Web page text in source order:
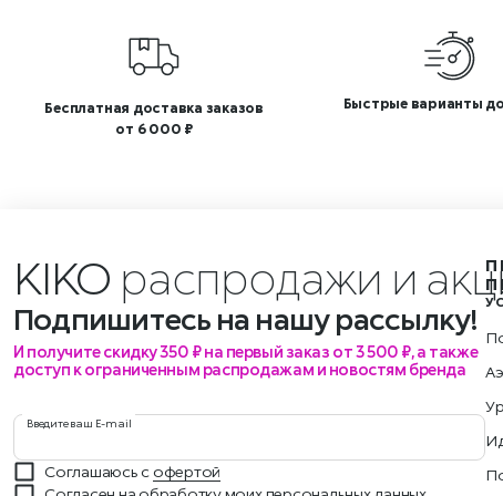
Бесплатная доставка заказов
от 6 000 ₽
Быстрые варианты
KIKO распродажи и
Подпишитесь на нашу рассылку!
И получите скидку 350 ₽ на первый заказ от 3 500 ₽, а также
доступ к ограниченным распродажам и новостям бренда
Введите ваш E-mail
Соглашаюсь софертой